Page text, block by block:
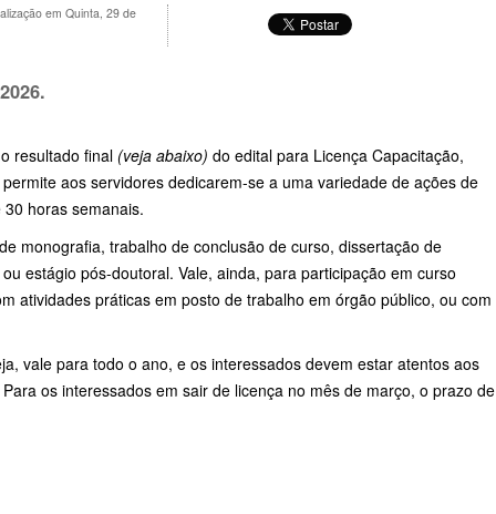
em Quinta, 29 de
resultado final (veja abaixo) do edital para Licença Capacitação,
aos servidores dedicarem-se a uma variedade de ações de
horas semanais.
monografia, trabalho de conclusão de curso, dissertação de
estágio pós-doutoral. Vale, ainda, para participação em curso
atividades práticas em posto de trabalho em órgão público, ou com
vale para todo o ano, e os interessados devem estar atentos aos
os interessados em sair de licença no mês de março, o prazo de